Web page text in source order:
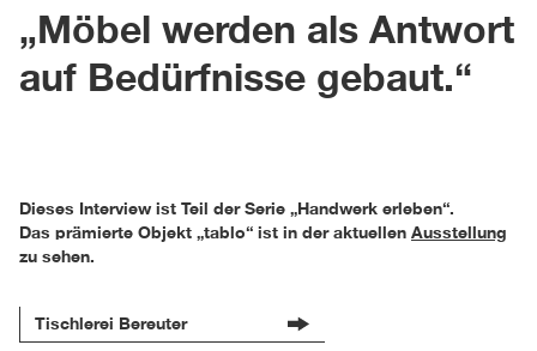
„Möbel werden als Antwort
auf Bedürfnisse gebaut.“
Dieses Interview ist Teil der Serie „Handwerk erleben“.
Das prämierte Objekt „tablo“ ist in der aktuellen Ausstellung
zu sehen.
Tischlerei Bereuter